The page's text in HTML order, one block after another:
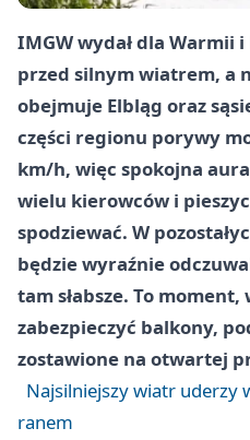
IMGW wydał dla Warmii
przed silnym wiatrem, a
obejmuje Elbląg oraz
części regionu porywy
km/h, więc spokojna
wielu kierowców i
spodziewać. W
będzie wyraźnie
tam słabsze. To
zabezpieczyć balkony,
zostawione na otwartej
Najsilniejszy wiatr uderzy
ranem